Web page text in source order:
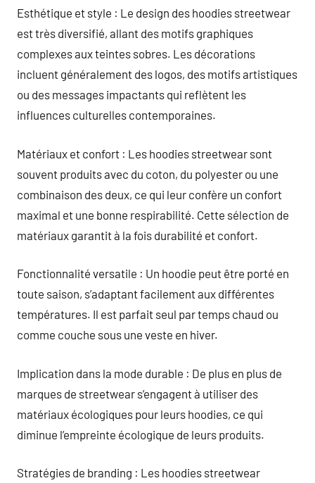
Esthétique et style : Le design des hoodies streetwear
est très diversifié, allant des motifs graphiques
complexes aux teintes sobres. Les décorations
incluent généralement des logos, des motifs artistiques
ou des messages impactants qui reflètent les
influences culturelles contemporaines.
Matériaux et confort : Les hoodies streetwear sont
souvent produits avec du coton, du polyester ou une
combinaison des deux, ce qui leur confère un confort
maximal et une bonne respirabilité. Cette sélection de
matériaux garantit à la fois durabilité et confort.
Fonctionnalité versatile : Un hoodie peut être porté en
toute saison, s’adaptant facilement aux différentes
températures. Il est parfait seul par temps chaud ou
comme couche sous une veste en hiver.
Implication dans la mode durable : De plus en plus de
marques de streetwear s’engagent à utiliser des
matériaux écologiques pour leurs hoodies, ce qui
diminue l’empreinte écologique de leurs produits.
Stratégies de branding : Les hoodies streetwear